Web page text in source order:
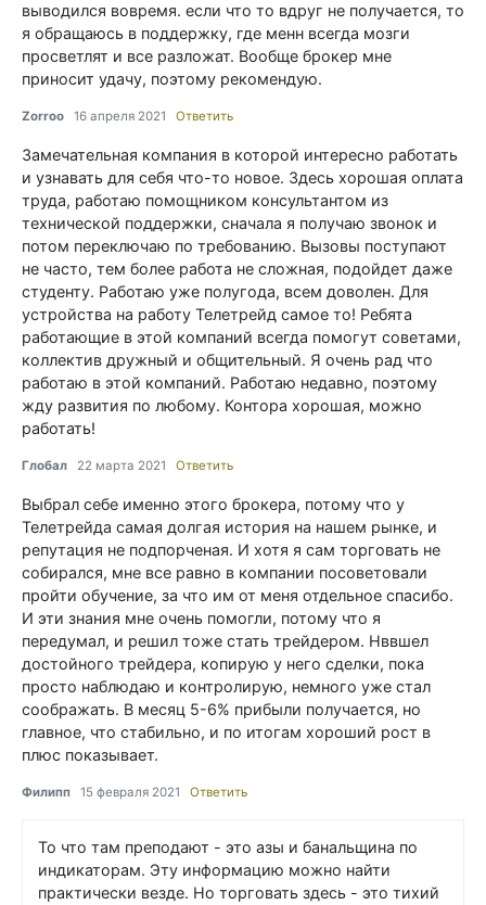
выводился вовремя. если что то вдруг не получается, то
я обращаюсь в поддержку, где менн всегда мозги
просветлят и все разложат. Вообще брокер мне
приносит удачу, поэтому рекомендую.
Zorroo 16 апреля 2021 Ответить
Замечательная компания в которой интересно работать
и узнавать для себя что-то новое. Здесь хорошая оплата
труда, работаю помощником консультантом из
технической поддержки, сначала я получаю звонок и
потом переключаю по требованию. Вызовы поступают
не часто, тем более работа не сложная, подойдет даже
студенту. Работаю уже полугода, всем доволен. Для
устройства на работу Телетрейд самое то! Ребята
работающие в этой компаний всегда помогут советами,
коллектив дружный и общительный. Я очень рад что
работаю в этой компаний. Работаю недавно, поэтому
жду развития по любому. Контора хорошая, можно
работать!
Глобал 22 марта 2021 Ответить
Выбрал себе именно этого брокера, потому что у
Телетрейда самая долгая история на нашем рынке, и
репутация не подпорченая. И хотя я сам торговать не
собирался, мне все равно в компании посоветовали
пройти обучение, за что им от меня отдельное спасибо.
И эти знания мне очень помогли, потому что я
передумал, и решил тоже стать трейдером. Нввшел
достойного трейдера, копирую у него сделки, пока
просто наблюдаю и контролирую, немного уже стал
соображать. В месяц 5-6% прибыли получается, но
главное, что стабильно, и по итогам хороший рост в
плюс показывает.
Филипп 15 февраля 2021 Ответить
То что там преподают - это азы и банальщина по
индикаторам. Эту информацию можно найти
практически везде. Но торговать здесь - это тихий